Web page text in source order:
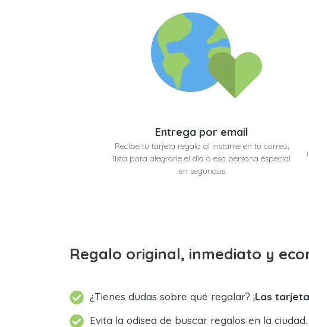
Entrega por email
Recibe tu tarjeta regalo al instante en tu correo,
lista para alegrarle el día a esa persona especial
en segundos
Regalo original, inmediato y
¿Tienes dudas sobre qué regalar? ¡Las
Evita la odisea de buscar regalos en la